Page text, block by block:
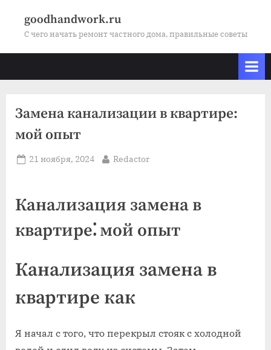
goodhandwork.ru
С чего начать ремонт частного дома, правильные советы
Замена канализации в квартире:
мой опыт
Posted
21 ноября, 2024 By
Redactor
Канализация замена в
квартире⁚ мой опыт
Канализация замена в
квартире как
Я начал с того‚ что перекрыл стояк с холодной